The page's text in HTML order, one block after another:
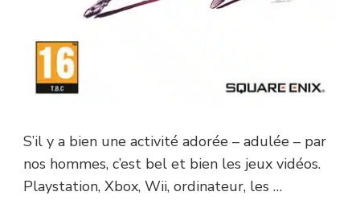
S’il y a bien une activité adorée – adulée – par
nos hommes, c’est bel et bien les jeux vidéos.
Playstation, Xbox, Wii, ordinateur, les …